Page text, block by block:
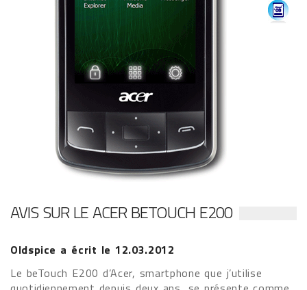
AVIS SUR LE ACER BETOUCH E200
Oldspice a écrit le12.03.2012
Le beTouch E200 d’Acer, smartphone que j’utilise